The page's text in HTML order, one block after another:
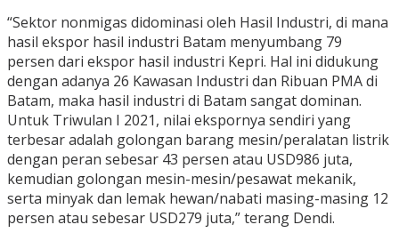
“Sektor nonmigas didominasi oleh Hasil Industri, di mana
hasil ekspor hasil industri Batam menyumbang 79
persen dari ekspor hasil industri Kepri. Hal ini didukung
dengan adanya 26 Kawasan Industri dan Ribuan PMA di
Batam, maka hasil industri di Batam sangat dominan.
Untuk Triwulan I 2021, nilai ekspornya sendiri yang
terbesar adalah golongan barang mesin/peralatan listrik
dengan peran sebesar 43 persen atau USD986 juta,
kemudian golongan mesin-mesin/pesawat mekanik,
serta minyak dan lemak hewan/nabati masing-masing 12
persen atau sebesar USD279 juta,” terang Dendi.